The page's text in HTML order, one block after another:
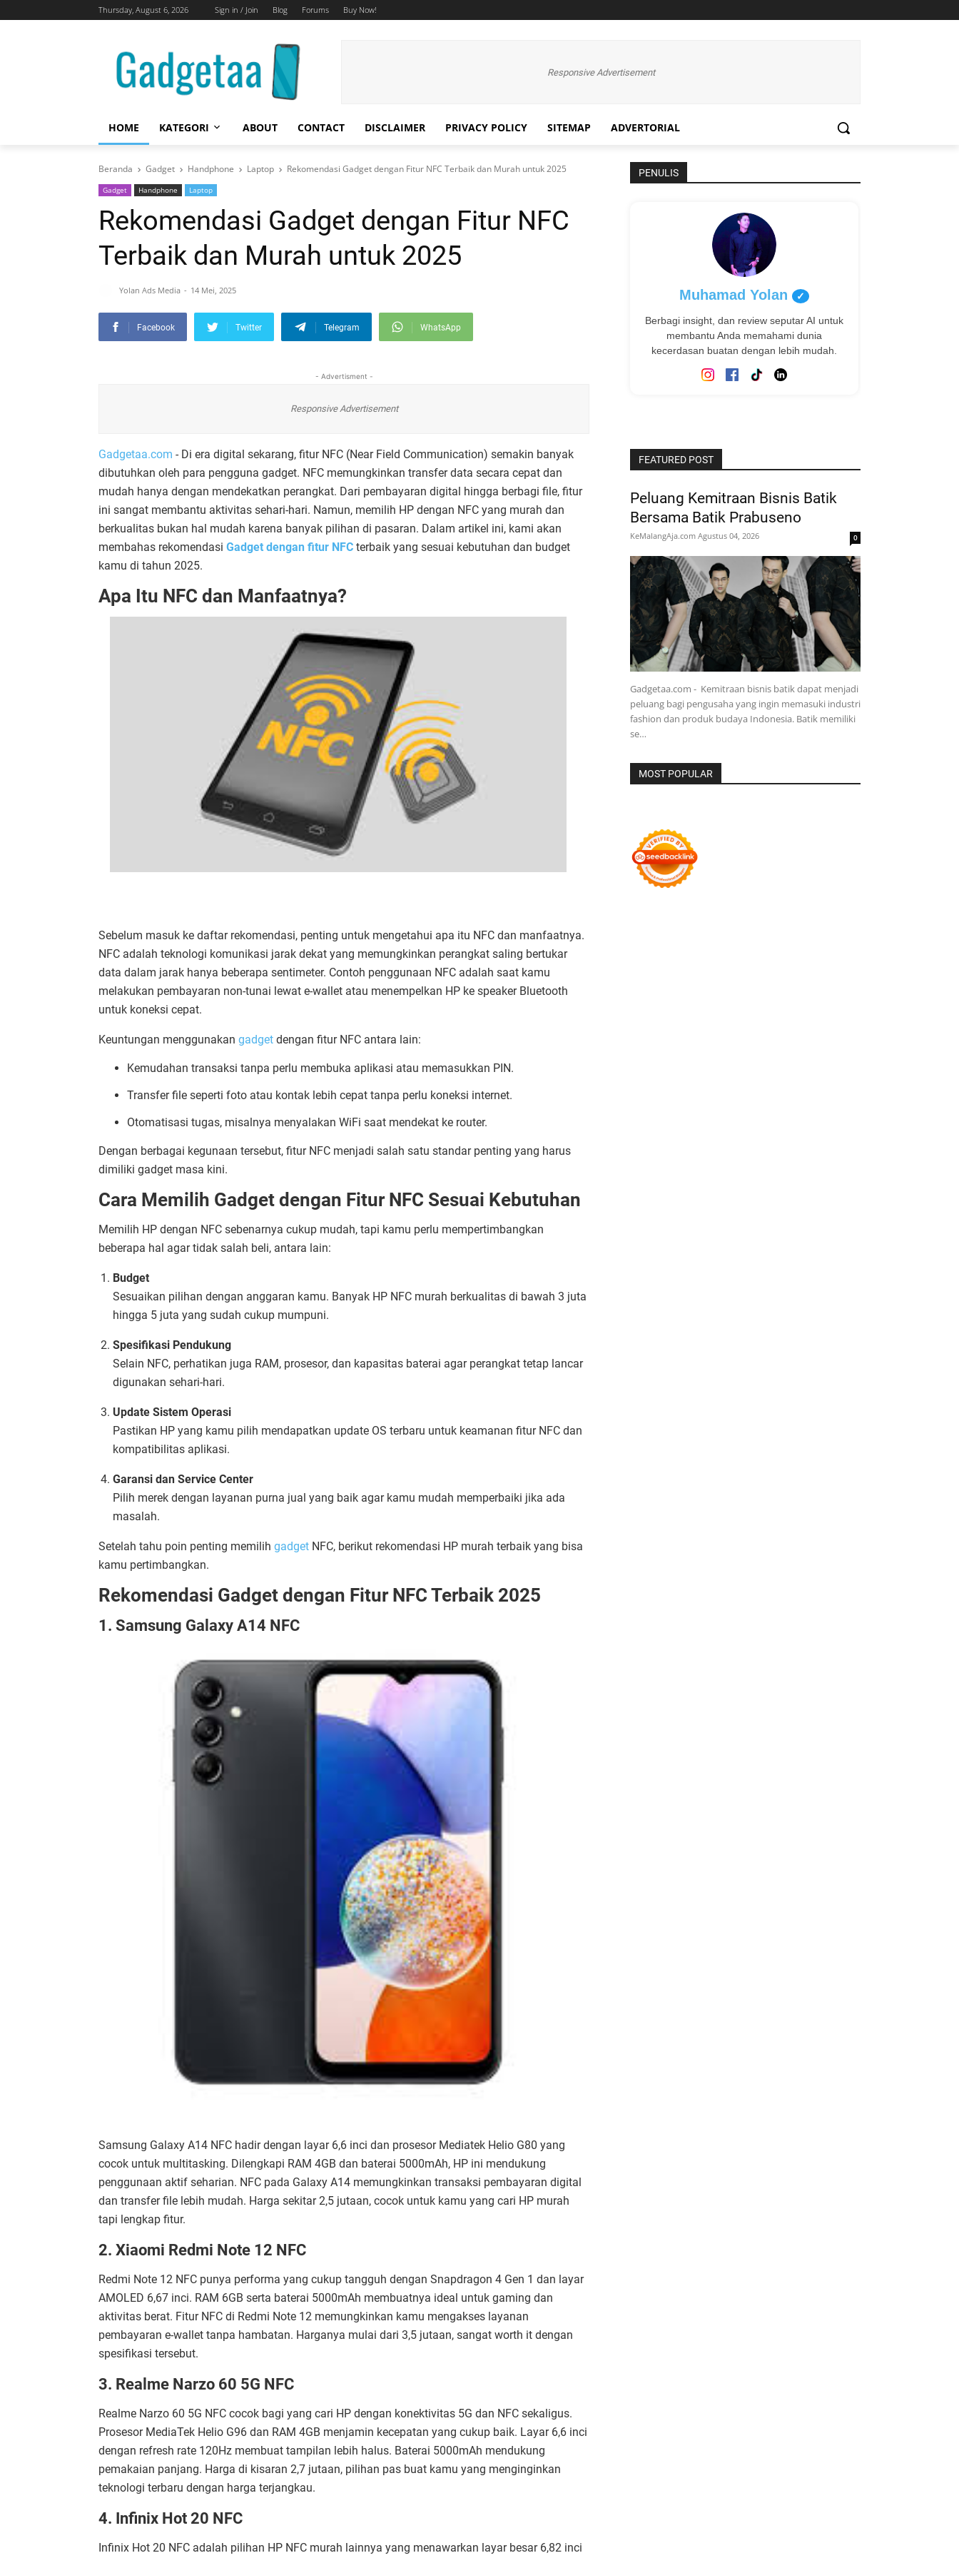
Thursday, August 6, 2026 Sign in / Join Blog Forums Buy Now!
Responsive Advertisement
HOME KATEGORI ABOUT CONTACT DISCLAIMER PRIVACY POLICY SITEMAP ADVERTORIAL
Beranda Gadget Handphone Laptop Rekomendasi Gadget dengan Fitur NFC Terbaik dan Murah untuk 2025
Gadget Handphone Laptop
Rekomendasi Gadget dengan Fitur NFC
Terbaik dan Murah untuk 2025
Yolan Ads Media 14 Mei, 2025
Facebook Twitter Telegram WhatsApp
- Advertisment -
Responsive Advertisement
Gadgetaa.com - Di era digital sekarang, fitur NFC (Near Field Communication) semakin banyak
dibutuhkan oleh para pengguna gadget. NFC memungkinkan transfer data secara cepat dan
mudah hanya dengan mendekatkan perangkat. Dari pembayaran digital hingga berbagi file, fitur
ini sangat membantu aktivitas sehari-hari. Namun, memilih HP dengan NFC yang murah dan
berkualitas bukan hal mudah karena banyak pilihan di pasaran. Dalam artikel ini, kami akan
membahas rekomendasi Gadget dengan fitur NFC terbaik yang sesuai kebutuhan dan budget
kamu di tahun 2025.
Apa Itu NFC dan Manfaatnya?
Sebelum masuk ke daftar rekomendasi, penting untuk mengetahui apa itu NFC dan manfaatnya.
NFC adalah teknologi komunikasi jarak dekat yang memungkinkan perangkat saling bertukar
data dalam jarak hanya beberapa sentimeter. Contoh penggunaan NFC adalah saat kamu
melakukan pembayaran non-tunai lewat e-wallet atau menempelkan HP ke speaker Bluetooth
untuk koneksi cepat.
Keuntungan menggunakan gadget dengan fitur NFC antara lain:
Kemudahan transaksi tanpa perlu membuka aplikasi atau memasukkan PIN.
Transfer file seperti foto atau kontak lebih cepat tanpa perlu koneksi internet.
Otomatisasi tugas, misalnya menyalakan WiFi saat mendekat ke router.
Dengan berbagai kegunaan tersebut, fitur NFC menjadi salah satu standar penting yang harus
dimiliki gadget masa kini.
Cara Memilih Gadget dengan Fitur NFC Sesuai Kebutuhan
Memilih HP dengan NFC sebenarnya cukup mudah, tapi kamu perlu mempertimbangkan
beberapa hal agar tidak salah beli, antara lain:
Budget
Sesuaikan pilihan dengan anggaran kamu. Banyak HP NFC murah berkualitas di bawah 3 juta
hingga 5 juta yang sudah cukup mumpuni.
Spesifikasi Pendukung
Selain NFC, perhatikan juga RAM, prosesor, dan kapasitas baterai agar perangkat tetap lancar
digunakan sehari-hari.
Update Sistem Operasi
Pastikan HP yang kamu pilih mendapatkan update OS terbaru untuk keamanan fitur NFC dan
kompatibilitas aplikasi.
Garansi dan Service Center
Pilih merek dengan layanan purna jual yang baik agar kamu mudah memperbaiki jika ada
masalah.
Setelah tahu poin penting memilih gadget NFC, berikut rekomendasi HP murah terbaik yang bisa
kamu pertimbangkan.
Rekomendasi Gadget dengan Fitur NFC Terbaik 2025
1. Samsung Galaxy A14 NFC
Samsung Galaxy A14 NFC hadir dengan layar 6,6 inci dan prosesor Mediatek Helio G80 yang
cocok untuk multitasking. Dilengkapi RAM 4GB dan baterai 5000mAh, HP ini mendukung
penggunaan aktif seharian. NFC pada Galaxy A14 memungkinkan transaksi pembayaran digital
dan transfer file lebih mudah. Harga sekitar 2,5 jutaan, cocok untuk kamu yang cari HP murah
tapi lengkap fitur.
2. Xiaomi Redmi Note 12 NFC
Redmi Note 12 NFC punya performa yang cukup tangguh dengan Snapdragon 4 Gen 1 dan layar
AMOLED 6,67 inci. RAM 6GB serta baterai 5000mAh membuatnya ideal untuk gaming dan
aktivitas berat. Fitur NFC di Redmi Note 12 memungkinkan kamu mengakses layanan
pembayaran e-wallet tanpa hambatan. Harganya mulai dari 3,5 jutaan, sangat worth it dengan
spesifikasi tersebut.
3. Realme Narzo 60 5G NFC
Realme Narzo 60 5G NFC cocok bagi yang cari HP dengan konektivitas 5G dan NFC sekaligus.
Prosesor MediaTek Helio G96 dan RAM 4GB menjamin kecepatan yang cukup baik. Layar 6,6 inci
dengan refresh rate 120Hz membuat tampilan lebih halus. Baterai 5000mAh mendukung
pemakaian panjang. Harga di kisaran 2,7 jutaan, pilihan pas buat kamu yang menginginkan
teknologi terbaru dengan harga terjangkau.
4. Infinix Hot 20 NFC
Infinix Hot 20 NFC adalah pilihan HP NFC murah lainnya yang menawarkan layar besar 6,82 inci
PENULIS
Muhamad Yolan ✓
Berbagi insight, dan review seputar AI untuk
membantu Anda memahami dunia
kecerdasan buatan dengan lebih mudah.
FEATURED POST
Peluang Kemitraan Bisnis Batik
Bersama Batik Prabuseno
KeMalangAja.com Agustus 04, 2026 0
Gadgetaa.com - Kemitraan bisnis batik dapat menjadi
peluang bagi pengusaha yang ingin memasuki industri
fashion dan produk budaya Indonesia. Batik memiliki
se…
MOST POPULAR